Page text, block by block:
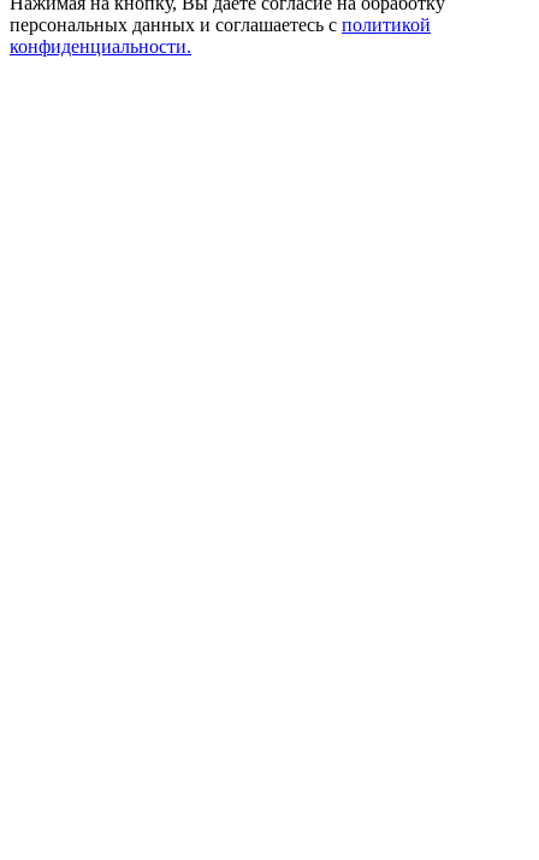
персональных данных и соглашаетесь с политикой
конфиденциальности.